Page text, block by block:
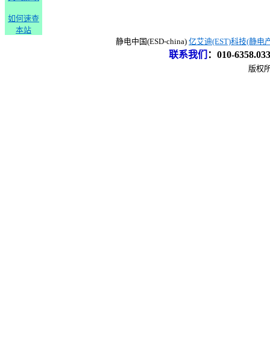
如何速查
本站
静电中国(ESD-china) 亿艾迪(EST)科技(静电
联系我们 ： 010-
版权